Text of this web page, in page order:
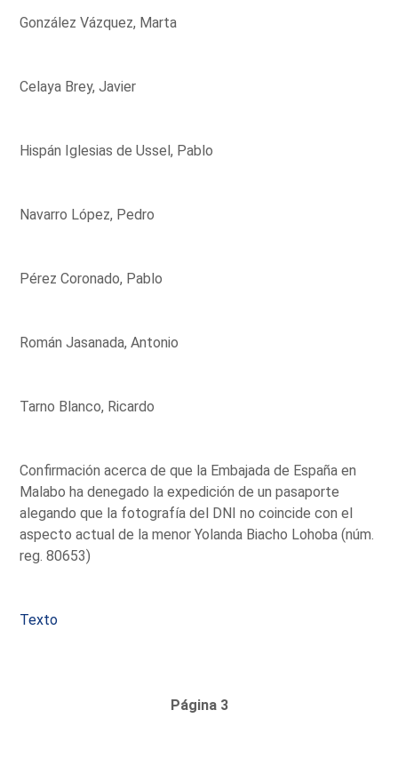
González Vázquez, Marta
Celaya Brey, Javier
Hispán Iglesias de Ussel, Pablo
Navarro López, Pedro
Pérez Coronado, Pablo
Román Jasanada, Antonio
Tarno Blanco, Ricardo
Confirmación acerca de que la Embajada de España en
Malabo ha denegado la expedición de un pasaporte
alegando que la fotografía del DNI no coincide con el
aspecto actual de la menor Yolanda Biacho Lohoba (núm.
reg. 80653)
Texto
Página 3